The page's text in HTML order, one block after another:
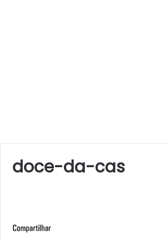
doce-da-cas